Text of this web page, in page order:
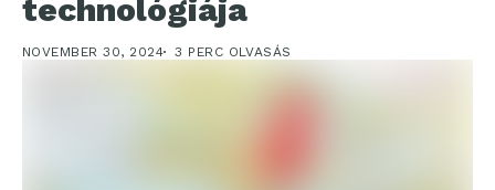
technológiája
NOVEMBER 30, 2024 3 PERC OLVASÁS